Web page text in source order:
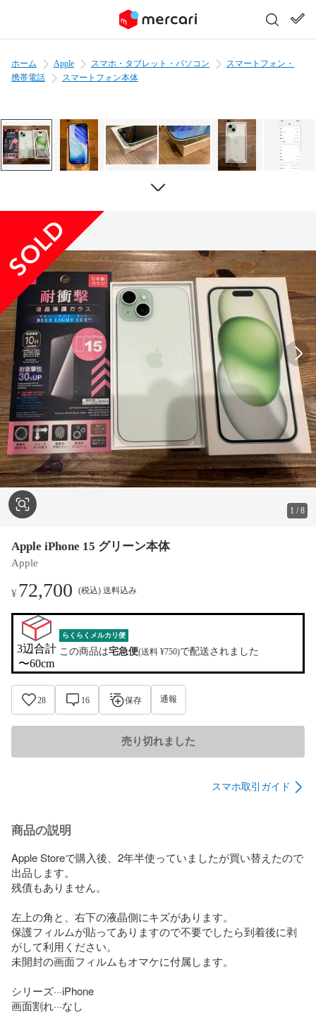
ホーム Apple スマホ・タブレット・パソコン
スマートフォン・
携帯電話
スマートフォン本体
1 /8
Apple iPhone 15 グリーン本体
Apple
¥72,700 (税込) 送料込み
3辺合計
〜60cm
らくらくメルカリ便
この商品は宅急便(送料 ¥750)で配送されました
28 16 保存 通報
売り切れました
スマホ取引ガイド
商品の説明
Apple Storeで購入後、2年半使っていましたが買い替えたので
出品します。
残債もありません。
左上の角と、右下の液晶側にキズがあります。
保護フィルムが貼ってありますので不要でしたら到着後に剥
がして利用ください。
未開封の画面フィルムもオマケに付属します。
シリーズ···iPhone
画面割れ···なし